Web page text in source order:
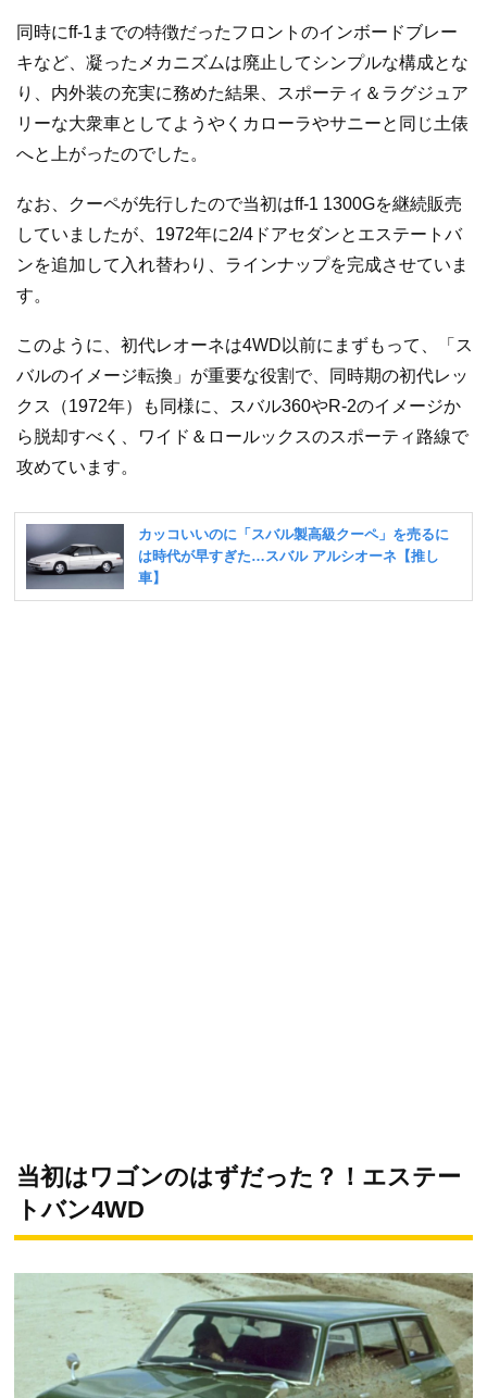
同時にff-1までの特徴だったフロントのインボードブレー
キなど、凝ったメカニズムは廃止してシンプルな構成とな
り、内外装の充実に務めた結果、スポーティ＆ラグジュア
リーな大衆車としてようやくカローラやサニーと同じ土俵
へと上がったのでした。
なお、クーペが先行したので当初はff-1 1300Gを継続販売
していましたが、1972年に2/4ドアセダンとエステートバ
ンを追加して入れ替わり、ラインナップを完成させていま
す。
このように、初代レオーネは4WD以前にまずもって、「ス
バルのイメージ転換」が重要な役割で、同時期の初代レッ
クス（1972年）も同様に、スバル360やR-2のイメージか
ら脱却すべく、ワイド＆ロールックスのスポーティ路線で
攻めています。
当初はワゴンのはずだった？！エステー
トバン4WD